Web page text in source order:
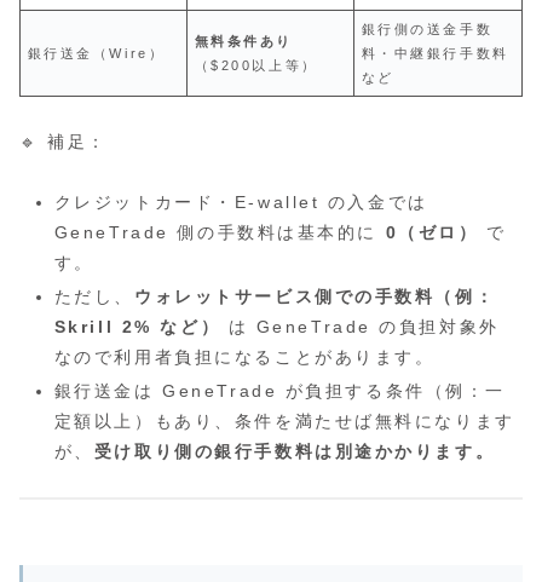
銀行送金（Wire）
無料条件あり
（$200以上等）
銀行側の送金手数
料・中継銀行手数料
など
🔹 補足：
クレジットカード・E‑wallet の入金では
GeneTrade 側の手数料は基本的に 0（ゼロ）
で
す。
ただし、 ウォレットサービス側での手数料（例：
Skrill 2% など）
は GeneTrade の負担対象外
なので利用者負担になることがあります。
銀行送金は GeneTrade が負担する条件（例：一
定額以上）もあり、条件を満たせば無料になります
が、 受け取り側の銀行手数料は別途かかります。